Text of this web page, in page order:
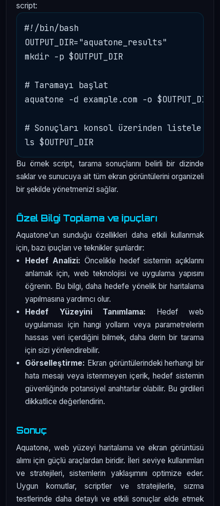
script:
#!/bin/bash
OUTPUT_DIR="aquatone_results"
mkdir -p $OUTPUT_DIR
# Taramayı başlat
aquatone -d example.com -o $OUTPUT_DIR
# Sonuçları konsol üzerinden listele
Bu örnek script, tarama sonuçlarını belirli bir dizinde
saklar ve sunucuya ait tüm ekran görüntülerini organizeli
bir şekilde yönetmenizi sağlar.
Özel Bilgi Toplama ve İpuçları
Aquatone'un sunduğu özellikleri daha etkili kullanmak
için, bazı ipuçları ve teknikler şunlardır:
Hedef Analizi: Öncelikle hedef sistemin açıklarını
anlamak için, web teknolojisi ve uygulama yapısını
öğrenin. Bu bilgi, daha hedefe yönelik bir haritalama
yapılmasına yardımcı olur.
Hedef Yüzeyini Tanımlama: Hedef web
uygulaması için hangi yolların veya parametrelerin
hassas veri içerdiğini bilmek, daha derin bir tarama
için sizi yönlendirebilir.
Görselleştirme: Ekran görüntülerindeki herhangi bir
hata mesajı veya istenmeyen içerik, hedef sistemin
güvenliğinde potansiyel anahtarlar olabilir. Bu girdileri
dikkatlice değerlendirin.
Sonuç
Aquatone, web yüzeyi haritalama ve ekran görüntüsü
alımı için güçlü araçlardan biridir. İleri seviye kullanımları
ve stratejileri, sistemlerin yaklaşımını optimize eder.
Uygun komutlar, scriptler ve stratejilerle, sızma
testlerinde daha detaylı ve etkili sonuçlar elde etmek